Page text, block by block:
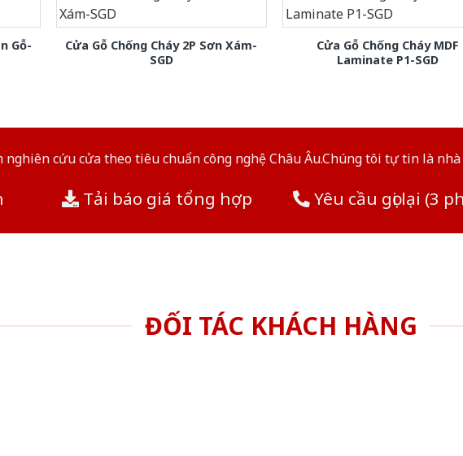
Gỗ-
Cửa Gỗ Chống Cháy 2P Sơn Xám-
SGD
Cửa Gỗ Chống Cháy MDF
Laminate P1-SGD
cứu cửa theo tiêu chuẩn công nghệ Châu Âu.Chúng tôi tự tin là
Tải báo giá tổng hợp Yêu cầu gọi lại (3
ĐỐI TÁC KHÁCH HÀNG